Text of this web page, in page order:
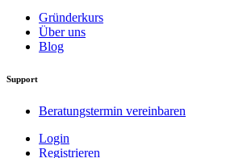
Gründerkurs
Über uns
Blog
Support
Beratungstermin vereinbaren
Login
Registrieren